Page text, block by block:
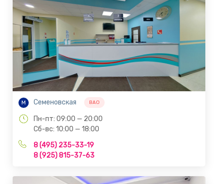
М Семеновская ВАО
Пн-пт: 09:00 — 20:00
Сб-вс: 10:00 — 18:00
8 (495) 235-33-19
8 (925) 815-37-63